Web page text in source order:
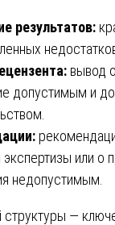
результатов:
вывод
допустимым и
или о
недопустимым.
структуры —